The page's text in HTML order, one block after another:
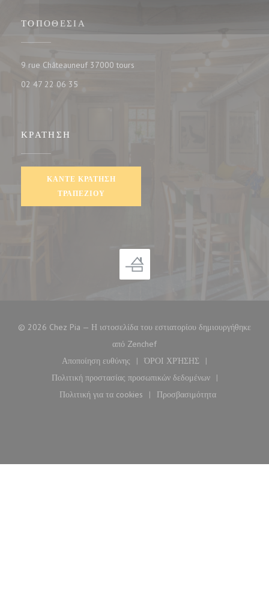
ΤΟΠΟΘΕΣΊΑ
9 rue Châteauneuf 37000 tours
02 47 22 06 35
ΚΡΆΤΗΣΗ
ΚΆΝΤΕ ΚΡΆΤΗΣΗ
ΤΡΑΠΕΖΙΟΎ
© 2026 Chez Pia — Η ιστοσελίδα του εστιατορίου δημιουργήθηκε
από Zenchef((ανοίγει σε νέο παράθυρο))
Αποποίηση ευθύνης
((ανοίγει σε νέο παράθυρο))
ΌΡΟΙ ΧΡΉΣΗΣ
((ανοίγει σε νέο
Πολιτική προστασίας προσωπικών δεδομένων
((ανοίγει σε νέο παράθυρο))
Πολιτική για τα cookies
((ανοίγει σε νέο παράθυρο))
Προσβασιμότητα
((ανοίγει σε νέο